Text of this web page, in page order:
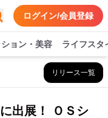
ログイン/会員登録
ョン・美容 ライフスタ
リリース一覧
出展！ ＯＳシ